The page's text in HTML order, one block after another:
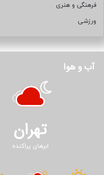
فرهنگی و هنری
ورزشی
آب و هوا
تهران
ابرهای پراکنده